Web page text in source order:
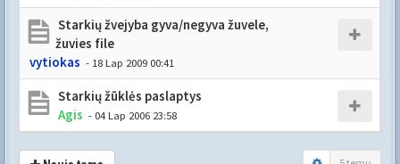
Starkių žvejyba gyva/negyva žuvele,
žuvies file
vytiokas - 18 Lap 2009 00:41
Starkių žūklės paslaptys
Agis - 04 Lap 2006 23:58